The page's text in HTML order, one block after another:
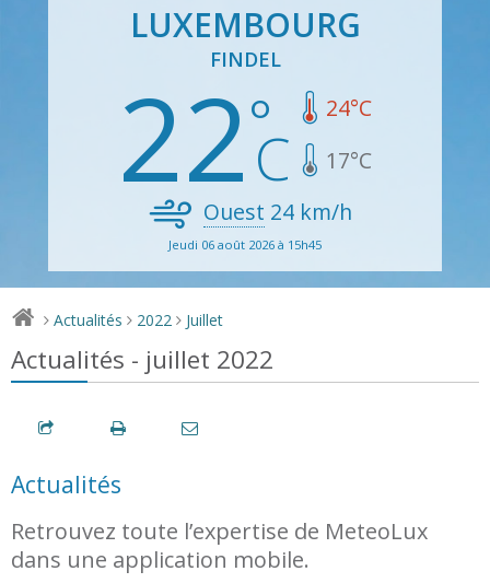
LUXEMBOURG
FINDEL
22 24°C
17°C
Ouest 24 km/h
Jeudi 06 août 2026 à 15h45
> Actualités > 2022 > Juillet
Actualités - juillet 2022
Actualités
Retrouvez toute l’expertise de MeteoLux
dans une application mobile.